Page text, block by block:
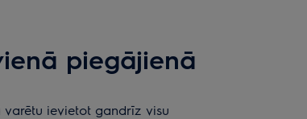
piegājienā
ievietot gandrīz visu